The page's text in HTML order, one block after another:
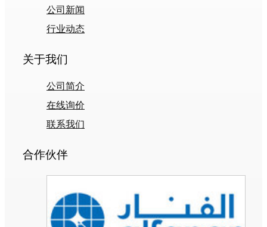
公司新闻
行业动态
关于我们
公司简介
在线询价
联系我们
合作伙伴